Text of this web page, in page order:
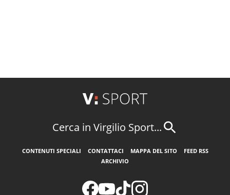
Cerca in Virgilio Sport...
CONTENUTI SPECIALI CONTATTACI MAPPA DEL SITO
FEED RSS
ARCHIVIO